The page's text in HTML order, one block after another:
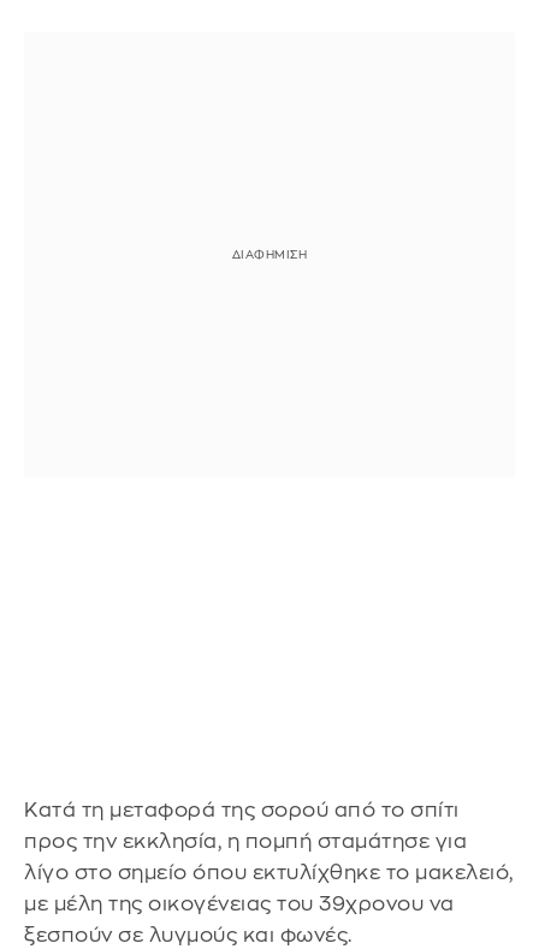
Κατά τη μεταφορά της σορού από το σπίτι
προς την εκκλησία, η πομπή σταμάτησε για
λίγο στο σημείο όπου εκτυλίχθηκε το μακελειό,
με μέλη της οικογένειας του 39χρονου να
ξεσπούν σε λυγμούς και φωνές.